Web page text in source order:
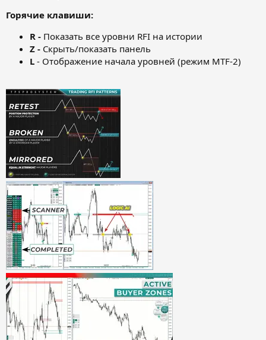
Горячие клавиши:
R - Показать все уровни RFI на истории
Z - Скрыть/показать панель
L - Отображение начала уровней (режим MTF-2)